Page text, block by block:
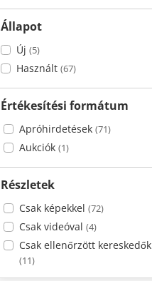
Állapot
Új (5)
Használt (67)
Értékesítési formátum
Apróhirdetések (71)
Aukciók (1)
Részletek
Csak képekkel (72)
Csak videóval (4)
Csak ellenőrzött kereskedők
(11)